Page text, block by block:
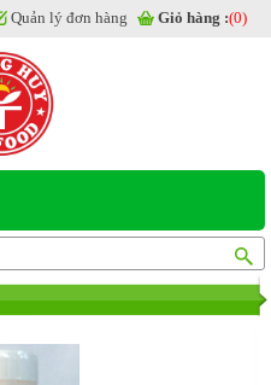
Quản lý đơn hàng Giỏ hàng :(0)